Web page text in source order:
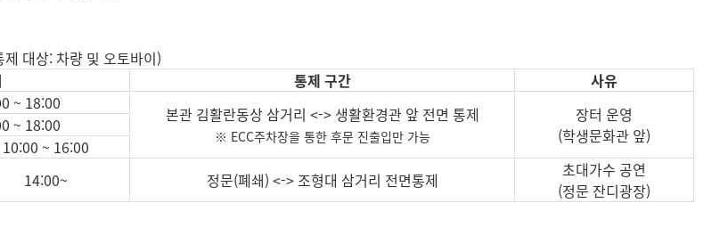
제 대상: 차량 및 오토바이)
통제 구간
사유
~ 18:00
본관 김활란동상 삼거리 <-> 생활환경관 앞 전면 통제
※ ECC주차장을 통한 후문 진출입만 가능
장터 운영
(학생문화관 앞)
~ 18:00
10:00 ~ 16:00
14:00~
정문(폐쇄) <-> 조형대 삼거리 전면통제
초대가수 공연
(정문 잔디광장)